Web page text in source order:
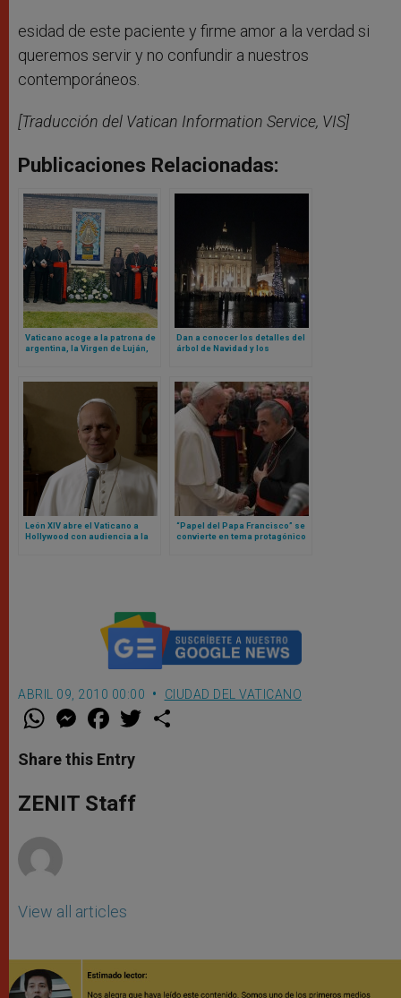
esidad de este paciente y firme amor a la verdad si
queremos servir y no confundir a nuestros
contemporáneos.
[Traducción del Vatican Information Service, VIS]
Publicaciones Relacionadas:
Vaticano acoge a la patrona de
argentina, la Virgen de Luján,
Dan a conocer los detalles del
árbol de Navidad y los
León XIV abre el Vaticano a
Hollywood con audiencia a la
“Papel del Papa Francisco” se
convierte en tema protagónico
ABRIL 09, 2010 00:00 CIUDAD DEL VATICANO
W
t
s
p
p
M
e
s
e
g
e
F
a
e
b
o
k
w
Share this Entry
ZENIT Staff
View all articles